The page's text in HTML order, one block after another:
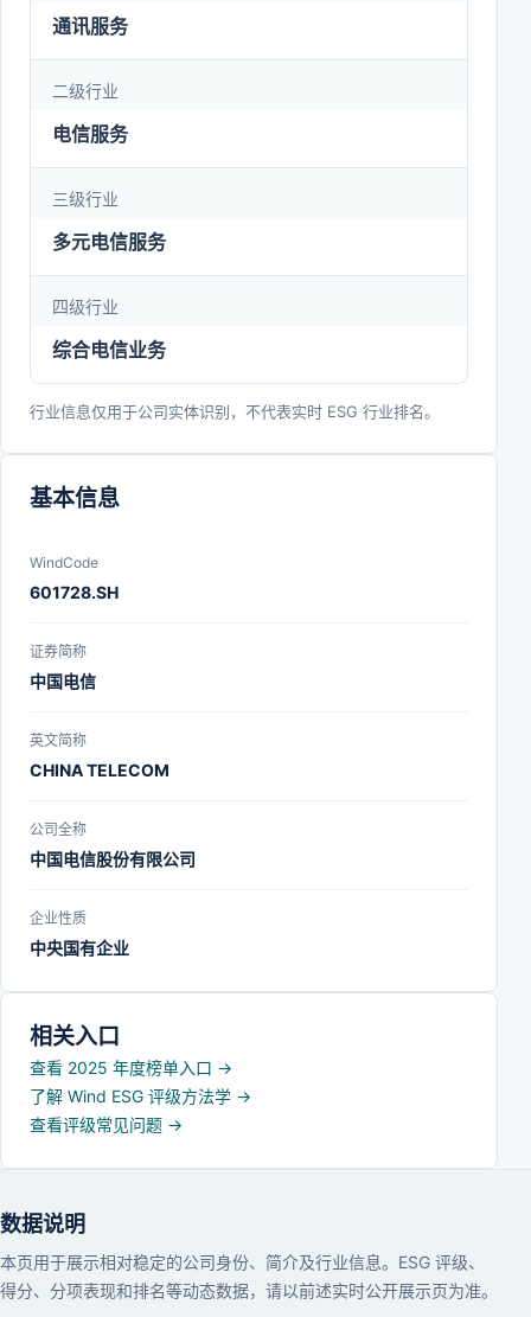
联网等新兴信息技术深度融合，打造数字化应用平
案能力，加快推进行业数字化赋能，满足用户在不同
垂直行业应用场景中的定制化需求，服务政务、金
融、工业、社会民生等多个领域，成为行业信息化领
域的头部服务商。
通讯服务
二级行业
电信服务
三级行业
多元电信服务
四级行业
综合电信业务
行业信息仅用于公司实体识别，不代表实时 ESG 行业排名。
基本信息
WindCode
601728.SH
证券简称
中国电信
英文简称
CHINA TELECOM
公司全称
中国电信股份有限公司
企业性质
中央国有企业
相关入口
查看 2025 年度榜单入口 →
了解 Wind ESG 评级方法学 →
查看评级常见问题 →
数据说明
本页用于展示相对稳定的公司身份、简介及行业信息。ESG 评级、
得分、分项表现和排名等动态数据，请以前述实时公开展示页为准。